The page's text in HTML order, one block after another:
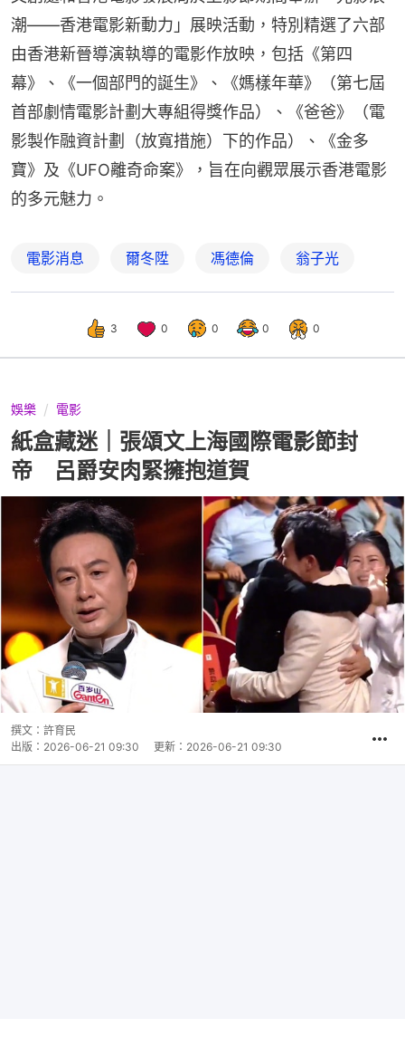
潮——香港電影新動力」展映活動，特別精選了六部
由香港新晉導演執導的電影作放映，包括《第四
幕》、《一個部門的誕生》、《媽樣年華》（第七屆
首部劇情電影計劃大專組得獎作品）、《爸爸》（電
影製作融資計劃（放寬措施）下的作品）、《金多
寶》及《UFO離奇命案》，旨在向觀眾展示香港電影
的多元魅力。
電影消息 爾冬陞 馮德倫 翁子光
3 0 0 0 0
娛樂 電影
紙盒藏迷｜張頌文上海國際電影節封
帝 呂爵安肉緊擁抱道賀
撰文： 許育民
出版： 2026-06-21 09:30 更新： 2026-06-21 09:30